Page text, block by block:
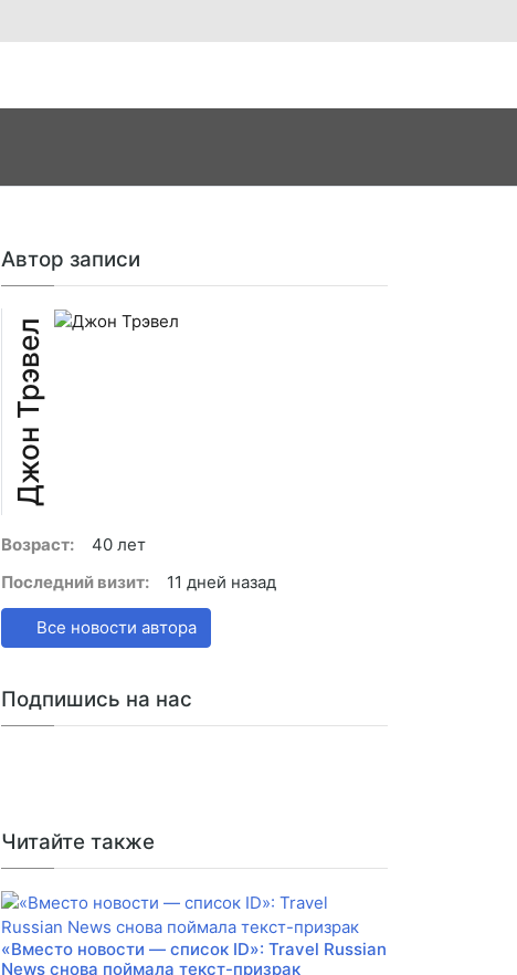
Автор записи
Джон Трэвел
Возраст:
40 лет
Последний визит:
11 дней назад
Все новости автора
Подпишись на нас
Читайте также
«Вместо новости — список ID»: Travel Russian
News снова поймала текст-призрак